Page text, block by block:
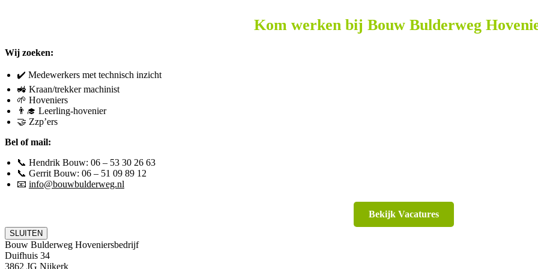
Kom werken bij Bouw Bulderweg
Wij zoeken:
✔️ Medewerkers met technisch inzicht
🚜 Kraan/trekker machinist
🌱 Hoveniers
👨‍🎓 Leerling-hovenier
🤝 Zzp’ers
Bel of mail:
📞 Hendrik Bouw: 06 – 53 30 26 63
📞 Gerrit Bouw: 06 – 51 09 89 12
📧 info@bouwbulderweg.nl
Bekijk Vacatures
SLUITEN
Bouw Bulderweg Hoveniersbedrijf
Duifhuis 34
3862 JG Nijkerk